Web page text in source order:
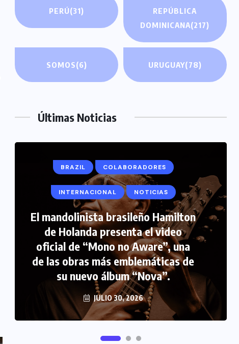
PERÚ(31)
REPÚBLICA
DOMINICANA(217)
SOMOS(6) URUGUAY(78)
Últimas Noticias
COLABORADORES INTERNACIONAL
NOTICIAS PERIODISMO TURISTICO
FIPETUR se solidariza con
Venezuela
JUNIO 29, 2026